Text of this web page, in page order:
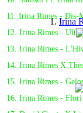
11. Irina Rimes - Dis-
12. Irina Rimes -
13. Irina Rimes -
14. Irina Rimes X
15. Irina Rimes -
16. Irina Rimes -
1.Irina